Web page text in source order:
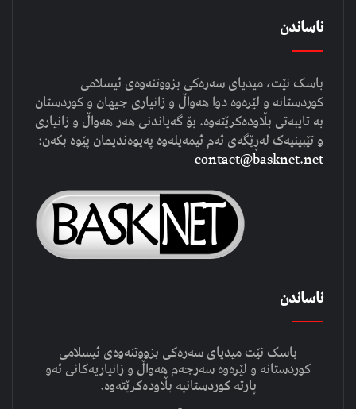
ناساندن
باسک نێت، میدیای سەرەکی بزووتنەوەی ئیسلامی
کوردستانە و لێرەوە دوا هەواڵ و زانیاری جیهان و کوردستان
بە تایبەتی بڵاودەکرێتەوە. بۆ گەیاندنی هەر هەواڵ و زانیاری
و تێبینیەک لەڕێگەی ئەم ئیمەیلەوە پەیوەندیمان پێوە بکەن:
contact@basknet.net
ناساندن
باسک نێت میدیای سەرەکی بزووتنەوەی ئیسلامی
کوردستانە و لێرەوە سەرجەم هەواڵ و زانیاریەکانی ئەو
پارتە کوردستانیە بڵاودەکرێتەوە.